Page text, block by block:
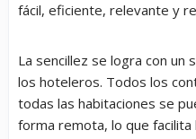
fácil, eficiente, relevante y
La sencillez se logra con un
los hoteleros. Todos los
todas las habitaciones se
forma remota, lo que facilita